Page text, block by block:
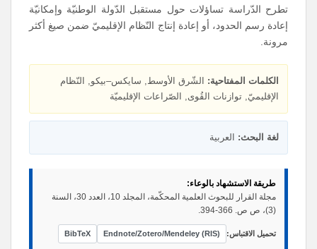
تطرح الدّراسة تساؤلات حول مستقبل الدّولة الوطنيّة وإمكانيّة
إعادة رسم الحدود، أو إعادة إنتاج النّظام الإقليميّ ضمن صيغ أكثر
مرونة.
الكلمات المفتاحية: الشّرق الأوسط, سايكس–بيكو, النّظام
الإقليميّ, توازنات القُوى, الصّراعات الإقليميّة
لغة البحث: العربية
طريقة الاستشهاد بالوعاء:
مجلة القرار للبحوث العلمية المحكّمة، المجلد 10، العدد 30، السنة
(3)، ص ص. 366-394.
تحميل الاقتباس: Endnote/Zotero/Mendeley (RIS)
BibTeX